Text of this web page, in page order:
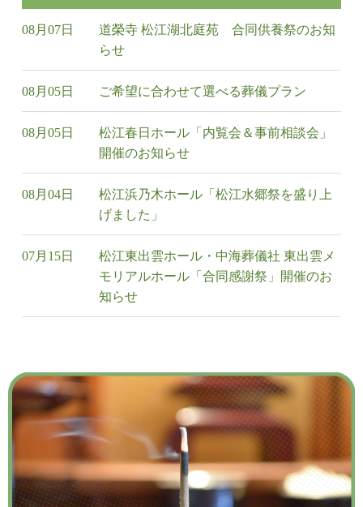
08月07日
道榮寺 松江湖北庭苑 合同供養祭のお知
らせ
08月05日 ご希望に合わせて選べる葬儀プラン
08月05日
松江春日ホール「内覧会＆事前相談会」
開催のお知らせ
08月04日
松江浜乃木ホール「松江水郷祭を盛り上
げました」
07月15日
松江東出雲ホール・中海葬儀社 東出雲メ
モリアルホール「合同感謝祭」開催のお
知らせ